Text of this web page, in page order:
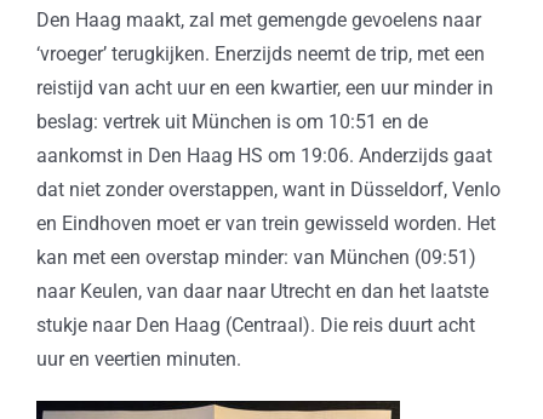
Den Haag maakt, zal met gemengde gevoelens naar
‘vroeger’ terugkijken. Enerzijds neemt de trip, met een
reistijd van acht uur en een kwartier, een uur minder in
beslag: vertrek uit München is om 10:51 en de
aankomst in Den Haag HS om 19:06. Anderzijds gaat
dat niet zonder overstappen, want in Düsseldorf, Venlo
en Eindhoven moet er van trein gewisseld worden. Het
kan met een overstap minder: van München (09:51)
naar Keulen, van daar naar Utrecht en dan het laatste
stukje naar Den Haag (Centraal). Die reis duurt acht
uur en veertien minuten.